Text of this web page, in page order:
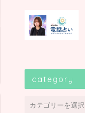
category